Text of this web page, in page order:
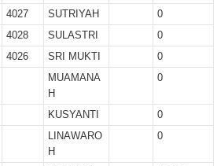
4027 SUTRIYAH
0
4028 SULASTRI
0
4026 SRI MUKTI
0
MUAMANA
H
0
KUSYANTI
0
LINAWARO
H
0